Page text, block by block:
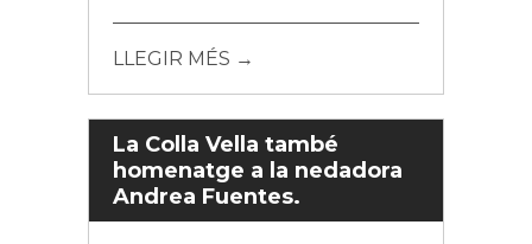
LLEGIR MÉS →
La Colla Vella també
homenatge a la nedadora
Andrea Fuentes.